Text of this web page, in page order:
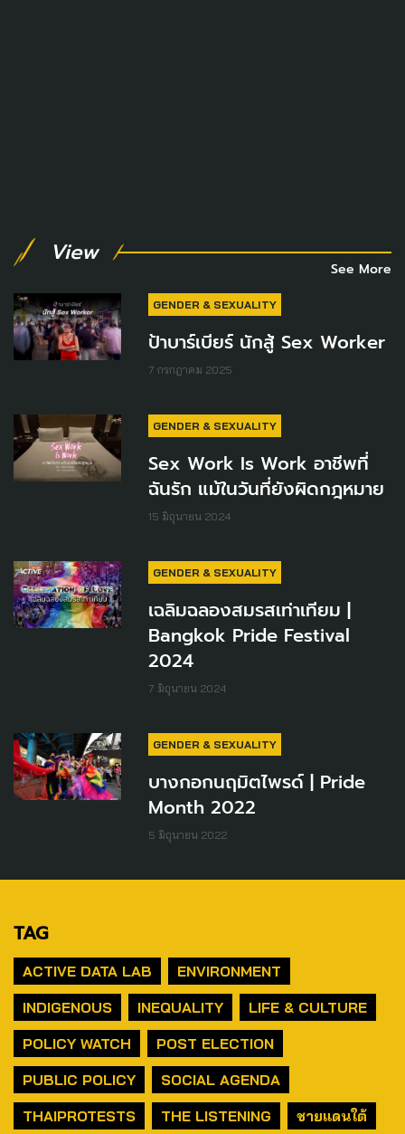
View
See More
GENDER & SEXUALITY
ป้าบาร์เบียร์ นักสู้ Sex Worker
7 กรกฎาคม 2025
GENDER & SEXUALITY
Sex Work Is Work อาชีพที่
ฉันรัก แม้ในวันที่ยังผิดกฎหมาย
15 มิถุนายน 2024
GENDER & SEXUALITY
เฉลิมฉลองสมรสเท่าเทียม |
Bangkok Pride Festival
2024
7 มิถุนายน 2024
GENDER & SEXUALITY
บางกอกนฤมิตไพรด์ | Pride
Month 2022
5 มิถุนายน 2022
TAG
ACTIVE DATA LAB
ENVIRONMENT
INDIGENOUS
INEQUALITY
LIFE & CULTURE
POLICY WATCH
POST ELECTION
PUBLIC POLICY
SOCIAL AGENDA
THAIPROTESTS
THE LISTENING
ชายแดนใต้